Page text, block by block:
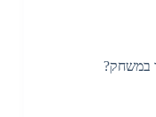
במשחק?